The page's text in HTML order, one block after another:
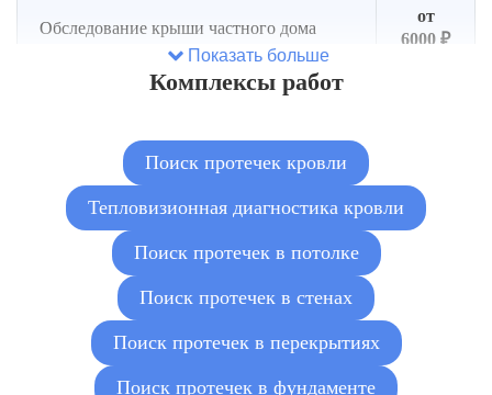
Обследование крыши частного дома
от
6000 ₽
Поиск протечек после ремонта кровли
Показать больше
Комплексы работ
Поиск протечек кровли
Тепловизионная диагностика кровли
Поиск протечек в потолке
Поиск протечек в стенах
Поиск протечек в перекрытиях
Поиск протечек в фундаменте